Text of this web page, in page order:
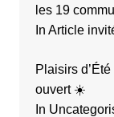
les 19
In Article
Plaisirs
ouvert ☀️
In